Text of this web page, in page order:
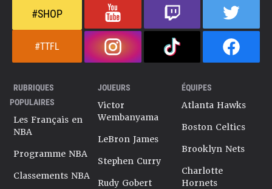
#SHOP
#TTFL
RUBRIQUES
POPULAIRES
Les Français en
NBA
Programme NBA
Classements NBA
JOUEURS
Victor
Wembanyama
LeBron James
Stephen Curry
Rudy Gobert
ÉQUIPES
Atlanta Hawks
Boston Celtics
Brooklyn Nets
Charlotte
Hornets